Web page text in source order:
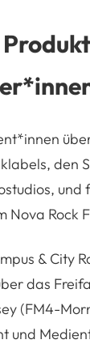
den
Nova Rock
& City
das
(FM4-
und